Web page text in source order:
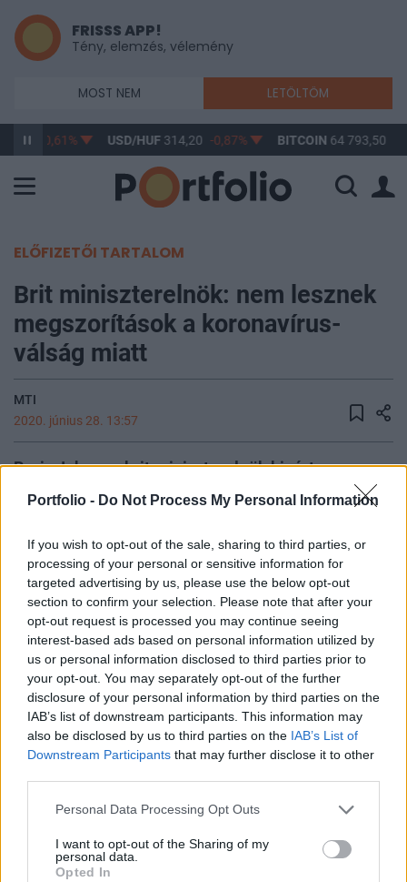
Portfolio - Do Not Process My Personal Information
If you wish to opt-out of the sale, sharing to third parties, or
processing of your personal or sensitive information for
targeted advertising by us, please use the below opt-out
section to confirm your selection. Please note that after your
opt-out request is processed you may continue seeing
interest-based ads based on personal information utilized by
us or personal information disclosed to third parties prior to
your opt-out. You may separately opt-out of the further
disclosure of your personal information by third parties on the
IAB’s list of downstream participants. This information may
also be disclosed by us to third parties on the IAB’s List of
Downstream Participants that may further disclose it to other
Personal Data Processing Opt Outs
I want to opt-out of the Sharing of my
personal data.
Opted In
FRISSS APP!
Tény, elemzés, vélemény
MOST NEM LETÖLTÖM
-0,61% USD/HUF314,20 -0,87% BITCOIN 64 793,50
ELŐFIZETŐI TARTALOM
Brit miniszterelnök: nem lesznek
megszorítások a koronavírus-
válság miatt
MTI
2020. június 28. 13:57
Boris Johnson brit miniszterelnök kizárta
vasárnap megjelent nyilatkozatában annak a
globális pénzügyi válság utáni költségvetési
megszorításokhoz hasonló szigorításokat
alkalmazzon a koronavírus-járvány okozta
gazdasági válság kezelésére.
Johnson a Mail on Sunday című vasárnapi brit konzervatív
lapnak adott interjúban úgy fogalmazott: ha a Covid-19-
járvány villámcsapás volt, a gazdasági következmények
mennydörgése még csak most következik. A konzervatív
párti kormányfő szerint azonban Nagy-Britannia erre
készen áll. Johnson, aki kedden tart beszédet a kormány
gazdasági válságkezelő terveiről, a vasárnap...
KEDVES OLVASÓNK!
A keresett cikk a portfolio.hu hírarchívumához